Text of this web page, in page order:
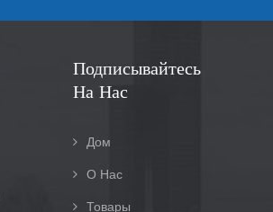
Подписывайтесь
На Нас
Дом
О Нас
Товары